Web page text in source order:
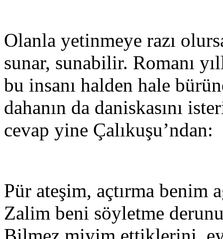
Olanla yetinmeye razı
sunar, sunabilir. Romanı
bu insanı halden hale
dahanın da daniskasını
cevap yine Çalıkuşu’ndan:
Pür ateşim, açtırma benim
Zalim beni söyletme